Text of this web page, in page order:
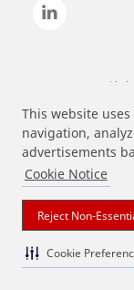
This website
navigation,
advertisements
Cookie Notice
Reject Non-
Cookie
상